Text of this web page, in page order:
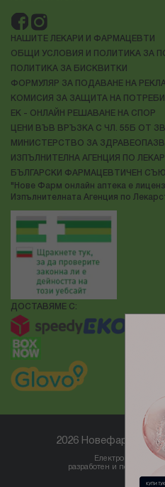
НАШИТЕ ЛЕКАРИ И ФАРМАЦЕВТИ
ОБЩИ УСЛОВИЯ И ПОЛИТИКА ЗА
ПОЛИТИКА ЗА БИСКВИТКИ
ФОРМУЛЯР ЗА ПОДАВАНЕ НА
КОМИСИЯ ЗА ЗАЩИТА НА
ЕК - ОНЛАЙН РЕШАВАНЕ НА СПОР
ЦЕНИ ВЪВ ВРЪЗКА С ЧЛ. 55Б ОТ
МИНИСТЕРСТВО ЗА
ИЗПЪЛНИТЕЛНА АГЕНЦИЯ ПО
БЪЛГАРСКИ ФАРМАЦЕВТИЧЕН
"Нове Фарм онлайн аптека е
Изпълнителната Агенция по
ДОСТАВЯМЕ С:
2026 Новефарм ®
Електронен
разработен и поддържан